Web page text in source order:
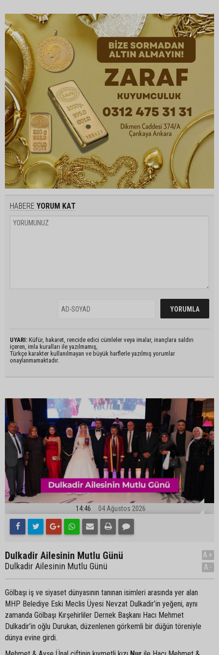
HABERE YORUM KAT
UYARI: Küfür, hakaret, rencide edici cümleler veya imalar, inançlara saldırı
içeren, imla kuralları ile yazılmamış,
Türkçe karakter kullanılmayan ve büyük harflerle yazılmış yorumlar
onaylanmamaktadır.
14:46 04 Ağustos 2026
Dulkadir Ailesinin Mutlu Günü
Dulkadir Ailesinin Mutlu Günü
A+
A-
Gölbaşı iş ve siyaset dünyasının tanınan isimleri arasında yer alan
MHP Belediye Eski Meclis Üyesi Nevzat Dulkadir’in yeğeni, aynı
zamanda Gölbaşı Kırşehirliler Dernek Başkanı Hacı Mehmet
Dulkadir’in oğlu Durukan, düzenlenen görkemli bir düğün töreniyle
dünya evine girdi.